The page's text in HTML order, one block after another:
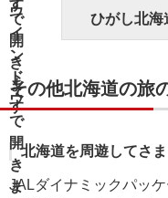
ひがし北海
その他北海道の旅
北海道を周遊してさ
JALダイナミックパッ